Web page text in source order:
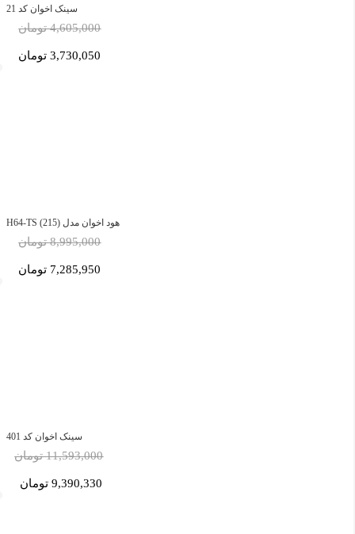
سینک اخوان کد 21
4,605,000 تومان
3,730,050 تومان
هود اخوان مدل H64-TS (215)
8,995,000 تومان
7,285,950 تومان
سینک اخوان کد 401
11,593,000 تومان
9,390,330 تومان